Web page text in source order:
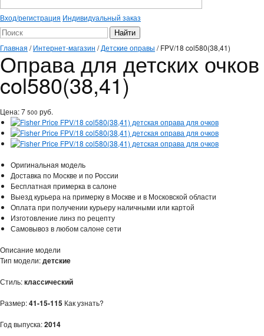
Вход/регистрация Индивидуальный заказ
Главная /Интернет-магазин /Детские оправы /FPV/18 col580(38,41)
Оправа для детских
col580(38,41)
Цена:7 500 руб.
Оригинальная модель
Доставка по Москве и по России
Бесплатная примерка в салоне
Выезд курьера на примерку в Москве и в Московской области
Оплата при получении курьеру наличными или картой
Изготовление линз по рецепту
Самовывоз в любом салоне сети
Описание модели
Тип модели:детские
Стиль:классический
Размер:41-15-115 Как узнать?
Год выпуска:2014